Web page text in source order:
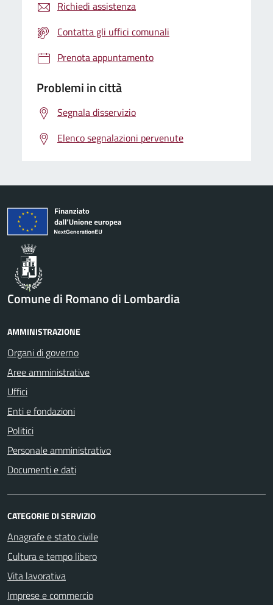
Richiedi assistenza
Contatta gli uffici comunali
Prenota appuntamento
Problemi in città
Segnala disservizio
Elenco segnalazioni pervenute
Comune di Romano di Lombardia
AMMINISTRAZIONE
Organi di governo
Aree amministrative
Uffici
Enti e fondazioni
Politici
Personale amministrativo
Documenti e dati
CATEGORIE DI SERVIZIO
Anagrafe e stato civile
Cultura e tempo libero
Vita lavorativa
Imprese e commercio